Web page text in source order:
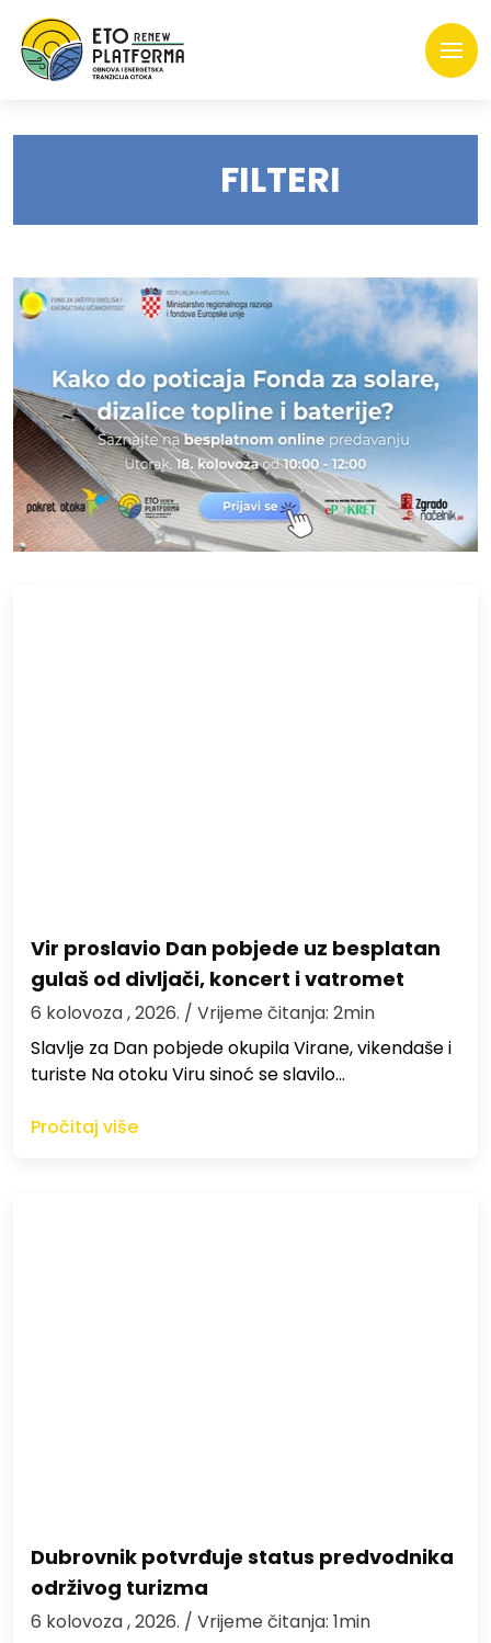
FILTERI
Vir proslavio Dan pobjede uz besplatan
gulaš od divljači, koncert i vatromet
6 kolovoza , 2026. / Vrijeme čitanja: 2min
Slavlje za Dan pobjede okupila Virane, vikendaše i
turiste Na otoku Viru sinoć se slavilo…
Pročitaj više
Dubrovnik potvrđuje status predvodnika
održivog turizma
6 kolovoza , 2026. / Vrijeme čitanja: 1min